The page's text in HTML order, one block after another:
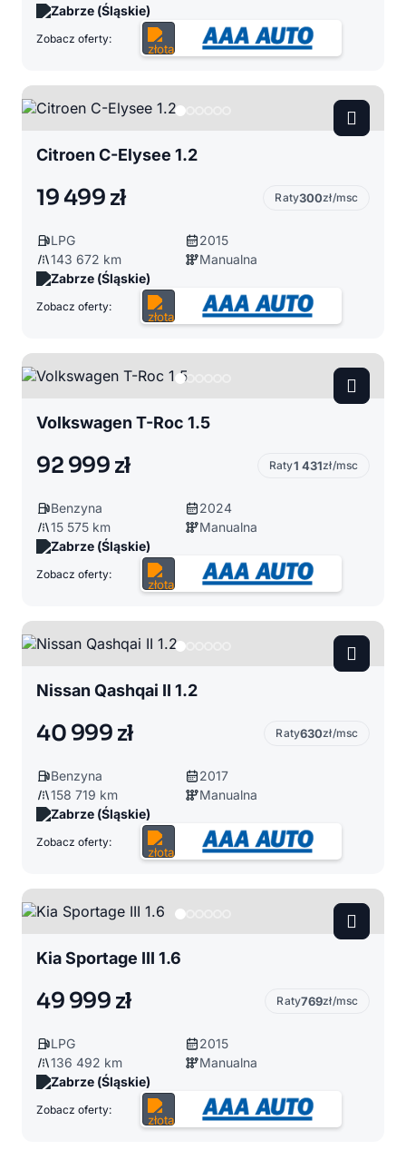
Zabrze (Śląskie)
Zobacz oferty:
Citroen C-Elysee 1.2
19 499 zł Raty300zł/msc
LPG
2015
143 672 km
Manualna
Zabrze (Śląskie)
Zobacz oferty:
Volkswagen T-Roc 1.5
92 999 zł Raty1 431zł/msc
Benzyna
2024
15 575 km
Manualna
Zabrze (Śląskie)
Zobacz oferty:
Nissan Qashqai II 1.2
40 999 zł Raty630zł/msc
Benzyna
2017
158 719 km
Manualna
Zabrze (Śląskie)
Zobacz oferty:
Kia Sportage III 1.6
49 999 zł Raty769zł/msc
LPG
2015
136 492 km
Manualna
Zabrze (Śląskie)
Zobacz oferty: